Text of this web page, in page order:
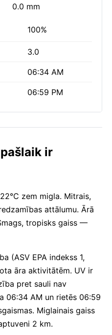
0.0 mm
100%
3.0
06:34 AM
06:59 PM
ir
zem migla. Mitrais,
attālumu. Ārā
tropisks gaiss —
(ASV EPA indekss 1,
āra aktivitātēm. UV ir
pret sauli nav
06:34 AM un rietēs 06:59
Miglainais gaiss
2 km.